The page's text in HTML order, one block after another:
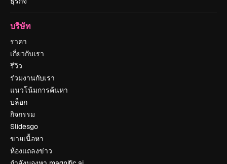
บริษัท
ราคา
เกี่ยวกับเรา
รีวิว
ร่วมงานกับเรา
แนวโน้มการค้นหา
บล็อก
กิจกรรม
Slidesgo
ขายเนื้อหา
ห้องแถลงข่าว